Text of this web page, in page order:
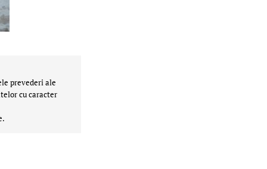
prevederi ale
cu caracter